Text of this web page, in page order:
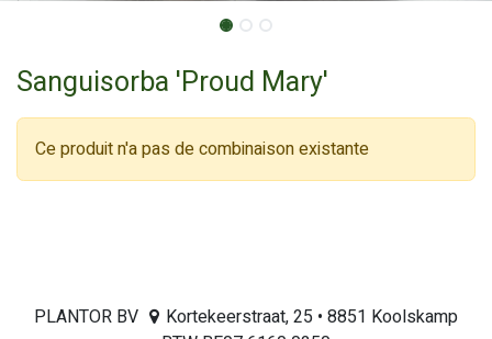
Sanguisorba 'Proud Mary'
Ce produit n'a pas de combinaison existante
PLANTOR BV
Kortekeerstraat, 25 • 8851 Koolskamp